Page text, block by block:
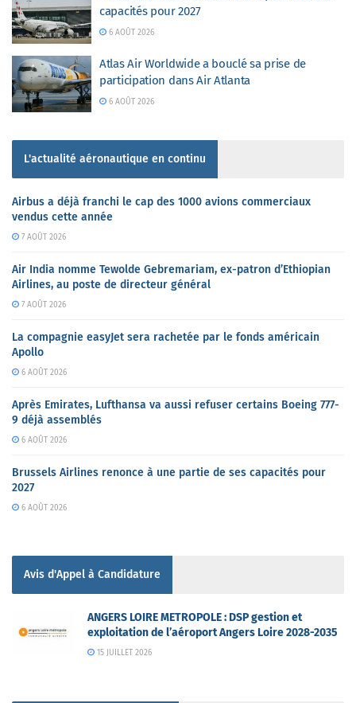
capacités pour 2027
6 AOÛT 2026
Atlas Air Worldwide a bouclé sa prise de
participation dans Air Atlanta
6 AOÛT 2026
L'actualité aéronautique en continu
Airbus a déjà franchi le cap des 1000 avions commerciaux
vendus cette année
7 AOÛT 2026
Air India nomme Tewolde Gebremariam, ex-patron d’Ethiopian
Airlines, au poste de directeur général
7 AOÛT 2026
La compagnie easyJet sera rachetée par le fonds américain
Apollo
6 AOÛT 2026
Après Emirates, Lufthansa va aussi refuser certains Boeing 777-
9 déjà assemblés
6 AOÛT 2026
Brussels Airlines renonce à une partie de ses capacités pour
2027
6 AOÛT 2026
Avis d'Appel à Candidature
ANGERS LOIRE METROPOLE : DSP gestion et
exploitation de l’aéroport Angers Loire 2028-2035
15 JUILLET 2026